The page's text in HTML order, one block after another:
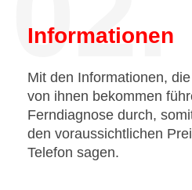
Informationen
Mit den Informationen,
von ihnen bekommen
Ferndiagnose durch,
den voraussichtlichen
Telefon sagen.